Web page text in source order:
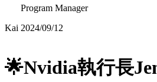
Kai
Program Manager
2024/09/12
🌟Nvidia執行長